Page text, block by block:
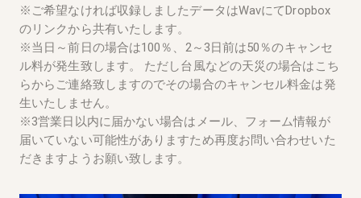
※ご希望なければ収録しましたデータはWavにてDropbox
のリンクから共有いたします。
※当日～前日の場合は100％、2～3日前は50％のキャンセ
ル料が発生致します。 ただし台風などの天災の場合はこち
らからご連絡致しますのでその場合のキャンセル料金は発
生いたしません。
※3営業日以内に届かない場合はメール、フォーム情報が
届いていない可能性がありますため再度お問い合わせいた
だきますようお願い致します。